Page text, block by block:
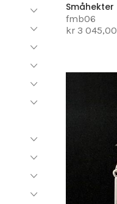
Småhekter
fmb06
kr 3 045,00